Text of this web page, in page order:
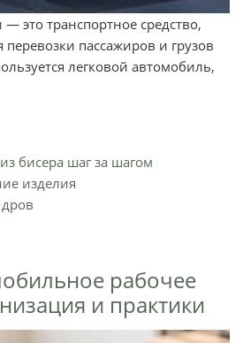
— это транспортное средство,
пассажиров и грузов
легковой автомобиль,
бисера шаг за шагом
изделия
рабочее
и практики